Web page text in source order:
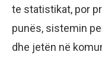
te statistikat, por
punës, sistemin
dhe jetën në